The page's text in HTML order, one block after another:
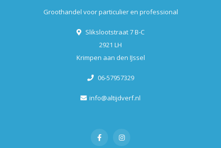
Groothandel voor particulier en professional
Slikslootstraat 7 B-C
2921 LH
Krimpen aan den IJssel
06-57957329
info@altijdverf.nl